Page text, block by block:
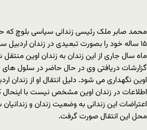
محمد صابر ملک‌ رئیسی زندانی سیاسی بلوچ
۱۵ ساله خود را بصورت تبعیدی در زندان
ماه سال جاری از این زندان به زندان اوین منتقل
اطلاعات در زندان اوین مشخص نیست با اینحال
اعتراضات این زندانی به وضعیت زندان و
محل این انتقال صورت گرفت.